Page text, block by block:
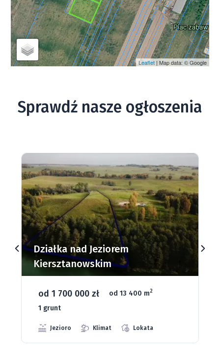
Leaflet| Map data: © Google
Sprawdź nasze ogłoszenia
Działka nad Jeziorem
Kiersztanowskim
od 1 700 000 zł od 13 400 m2
1 grunt
Jezioro Klimat Lokata